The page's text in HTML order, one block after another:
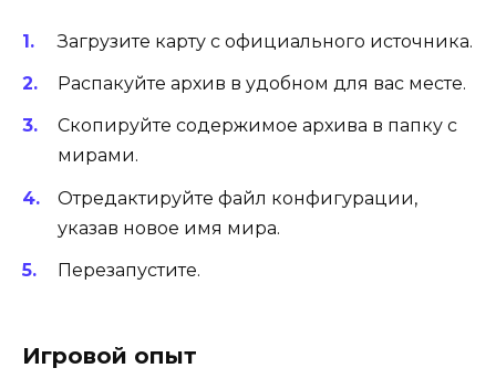
Загрузите карту с официального источника.
Распакуйте архив в удобном для вас месте.
Скопируйте содержимое архива в папку с
мирами.
Отредактируйте файл конфигурации,
указав новое имя мира.
Перезапустите.
Игровой опыт